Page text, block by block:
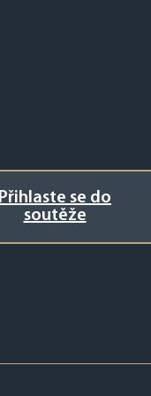
Přihlaste se do
soutěže